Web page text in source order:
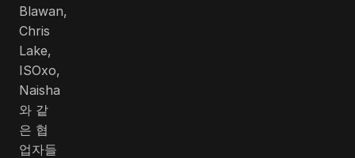
Blawan,
Chris
Lake,
ISOxo,
Naisha
와 같
은 협
업자들